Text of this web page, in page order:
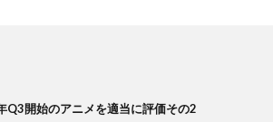
Q3開始のアニメを適当に評価その2